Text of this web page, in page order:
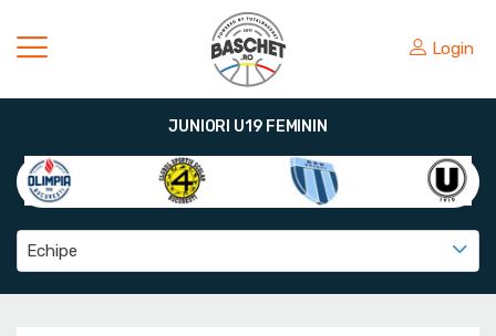
Login
JUNIORI U19 FEMININ
Echipe